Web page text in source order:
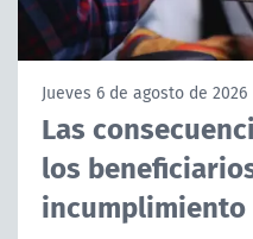
TELESERIES
ACTUALIDAD Y
CORPORATIVO Y
Jueves 6 de agosto de 2026
Las
los
incumplimiento